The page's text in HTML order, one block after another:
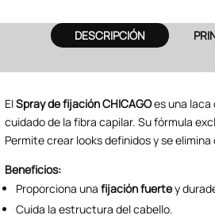
DESCRIPCIÓN
ElSpray de fijación CHICAGOes una laca
cuidado de la fibra capilar. Su fórmula
Permite crear looks definidos y se
Beneficios:
Proporciona una fijación fuertey
Cuida la estructura del cabello.